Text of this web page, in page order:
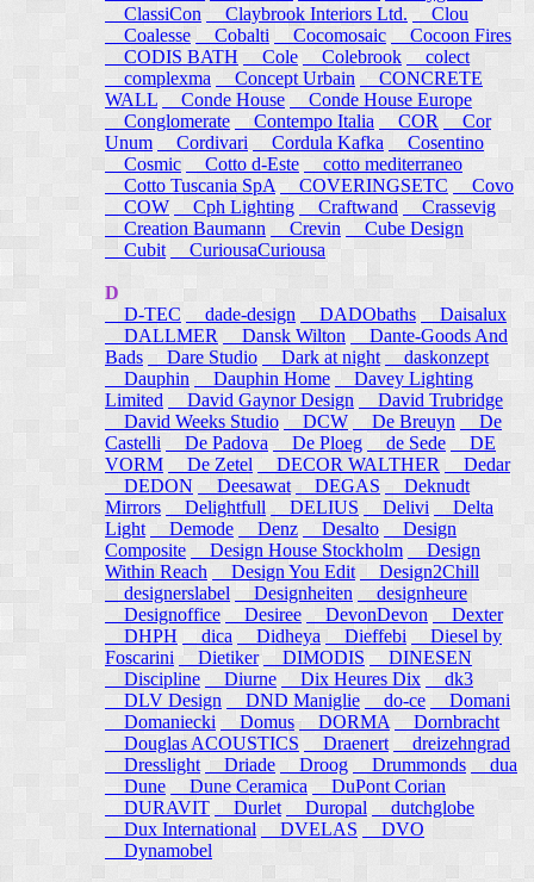
ClassiCon
Claybrook Interiors Ltd.
Clou
Coalesse
Cobalti Cocomosaic
Cocoon Fires
CODIS BATH
Cole Colebrook
colect
complexma
Concept Urbain
CONCRETE
WALL
Conde House
Conde House Europe
Conglomerate
Contempo Italia COR
Cor
Unum
Cordivari Cordula Kafka
Cosentino
Cosmic
Cotto d-Este
cotto mediterraneo
Cotto Tuscania SpA
COVERINGSETC
Covo
COW
Cph Lighting Craftwand
Crassevig
Creation Baumann
Crevin
Cube Design
Cubit
CuriousaCuriousa
D
D-TEC
dade-design DADObaths
Daisalux
DALLMER
Dansk Wilton
Dante-Goods And
Bads
Dare Studio Dark at night
daskonzept
Dauphin
Dauphin Home
Davey Lighting
Limited
David Gaynor Design
David Trubridge
David Weeks Studio
DCW De Breuyn
De
Castelli
De Padova De Ploeg de Sede
DE
VORM
De Zetel DECOR WALTHER
Dedar
DEDON
Deesawat DEGAS
Deknudt
Mirrors
Delightfull DELIUS Delivi
Delta
Light
Demode Denz Desalto
Design
Composite
Design House Stockholm
Design
Within Reach
Design You Edit
Design2Chill
designerslabel
Designheiten
designheure
Designoffice
Desiree DevonDevon
Dexter
DHPH
dica Didheya Dieffebi
Diesel by
Foscarini
Dietiker DIMODIS
DINESEN
Discipline
Diurne Dix Heures Dix
dk3
DLV Design
DND Maniglie do-ce
Domani
Domaniecki
Domus DORMA
Dornbracht
Douglas ACOUSTICS
Draenert
dreizehngrad
Dresslight Driade Droog Drummonds
dua
Dune
Dune Ceramica
DuPont Corian
DURAVIT
Durlet Duropal
dutchglobe
Dux International
DVELAS
DVO
Dynamobel